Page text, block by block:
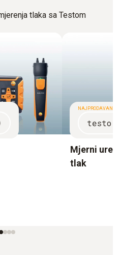
tlaka sa Testom
NAJPRODAVANIJI
testo
Mjerni
tlak